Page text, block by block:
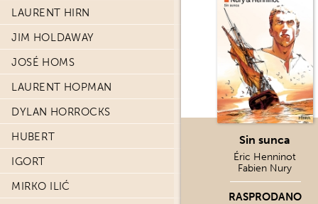
LAURENT HIRN
JIM HOLDAWAY
JOSÉ HOMS
LAURENT HOPMAN
DYLAN HORROCKS
HUBERT
IGORT
MIRKO ILIĆ
Sin sunca
Éric Henninot
Fabien Nury
RASPRODANO